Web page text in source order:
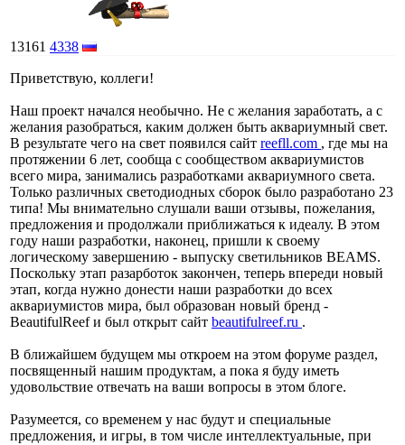
13161 4338
Приветствую, коллеги!
Наш проект начался необычно. Не с желания заработать, а с
желания разобраться, каким должен быть аквариумный свет.
В результате чего на свет появился сайт reefll.com , где мы на
протяжении 6 лет, сообща с сообществом аквариумистов
всего мира, занимались разработками аквариумного света.
Только различных светодиодных сборок было разработано 23
типа! Мы внимательно слушали ваши отзывы, пожелания,
предложения и продолжали приближаться к идеалу. В этом
году наши разработки, наконец, пришли к своему
логическому завершению - выпуску светильников BEAMS.
Поскольку этап разарботок закончен, теперь впереди новый
этап, когда нужно донести наши разработки до всех
аквариумистов мира, был образован новый бренд -
BeautifulReef и был открыт сайт beautifulreef.ru .
В ближайшем будущем мы откроем на этом форуме раздел,
посвященный нашим продуктам, а пока я буду иметь
удовольствие отвечать на ваши вопросы в этом блоге.
Разумеется, со временем у нас будут и специальные
предложения, и игры, в том числе интеллектуальные, при